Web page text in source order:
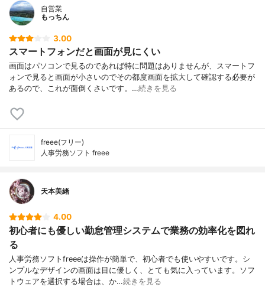
自営業
もっちん
3.00
スマートフォンだと画面が見にくい
画面はパソコンで見るのであれば特に問題はありませんが、スマートフ
ォンで見ると画面が小さいのでその都度画面を拡大して確認する必要が
あるので、これが面倒くさいです。…続きを見る
freee(フリー)
人事労務ソフト freee
天本美緒
4.00
初心者にも優しい勤怠管理システムで業務の効率化を図れ
る
人事労務ソフトfreeeは操作が簡単で、初心者でも使いやすいです。シ
ンプルなデザインの画面は目に優しく、とても気に入っています。ソフ
トウェアを選択する場合は、か…続きを見る